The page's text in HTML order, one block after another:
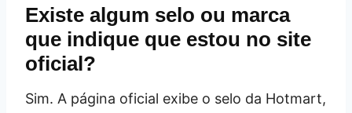
Existe algum selo ou marca
que indique que estou no site
oficial?
Sim. A página oficial exibe o selo da Hotmart,